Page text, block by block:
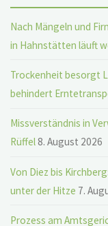
Nach Mängeln und
in Hahnstätten läuft
Trockenheit besorgt
behindert
Missverständnis in
Rüffel8. August 2026
Von Diez bis
unter der Hitze 7.
Prozess am